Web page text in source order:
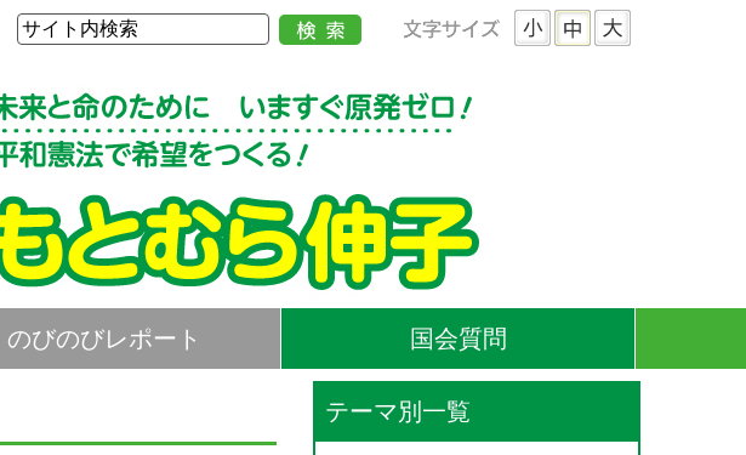
のびのびレポート 国会質問
テーマ別一覧